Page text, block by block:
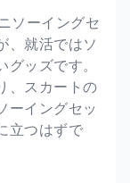
ソーイングセ
、就活ではソ
ッズです。
、スカートの
ーイングセッ
立つはずで